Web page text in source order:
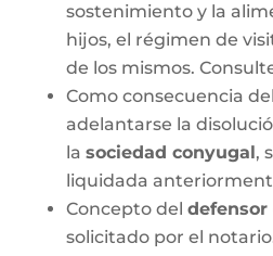
sostenimiento y la
hijos, el régimen de
de los mismos.
Como consecuencia
adelantarse la
la sociedad conyugal,
liquidada
Concepto del
solicitado por el